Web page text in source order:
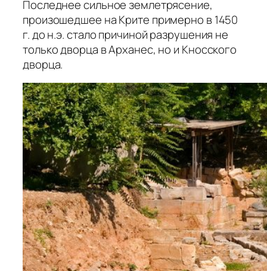
Последнее сильное землетрясение,
произошедшее на Крите примерно в 1450
г. до н.э. стало причиной разрушения не
только дворца в Арханес, но и Кносского
дворца.